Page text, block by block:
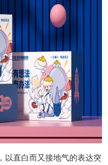
，以直白而又接地气的表达突